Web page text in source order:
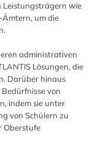
Leistungsträgern wie
um die
administrativen
Lösungen, die
Darüber hinaus
von
indem sie unter
von Schülern zu
Oberstufe